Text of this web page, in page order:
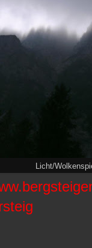
Licht/